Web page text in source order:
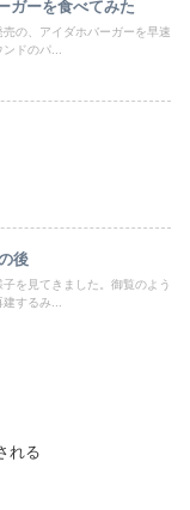
ガーを食べてみた
の、アイダホバーガーを早速
ドのパ...
後
を見てきました。御覧のよう
建するみ...
れる